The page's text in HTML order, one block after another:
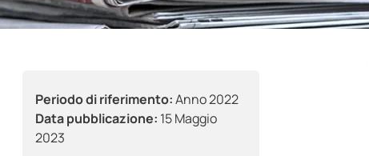
Periodo di riferimento:Anno 2022
Data pubblicazione: 15 Maggio
2023